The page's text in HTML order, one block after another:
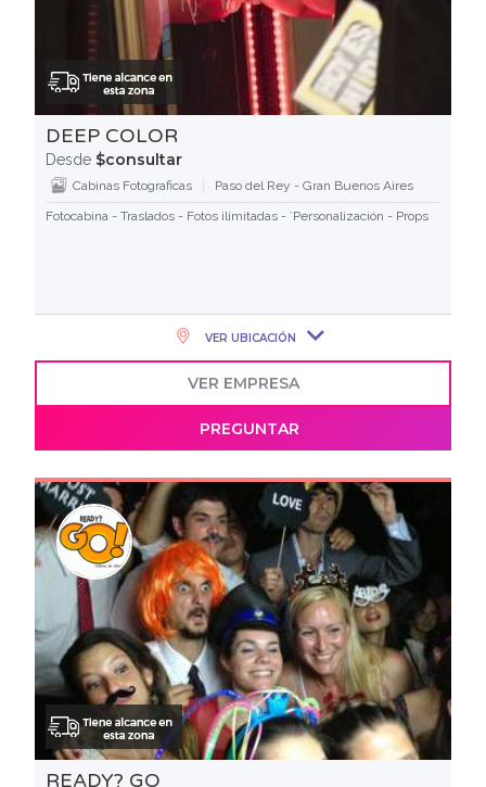
DEEP COLOR
Desde $consultar
Cabinas Fotograficas
Paso del Rey - Gran Buenos Aires
Fotocabina - Traslados - Fotos ilimitadas - ´Personalización - Props
VER UBICACIÓN
VER EMPRESA
PREGUNTAR
READY? GO